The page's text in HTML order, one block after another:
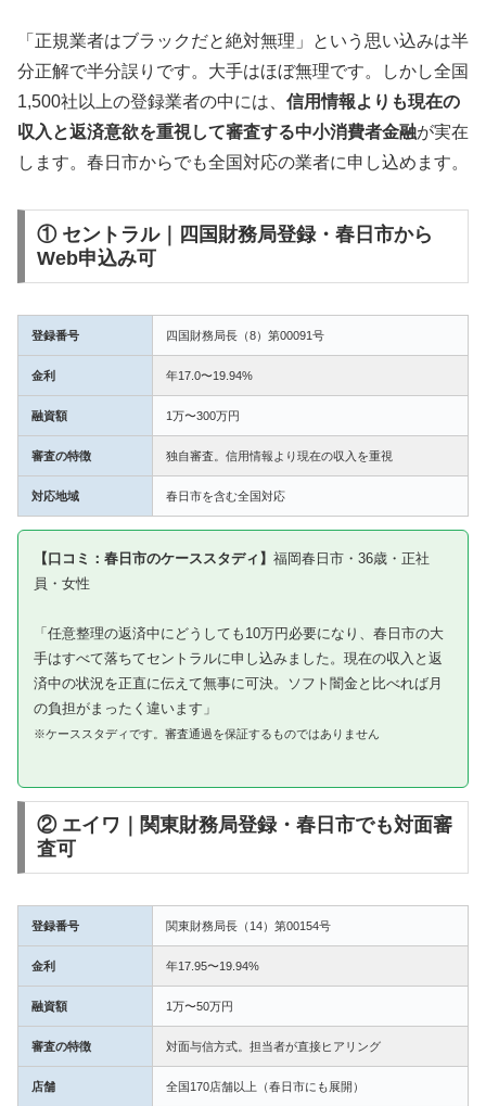
「正規業者はブラックだと絶対無理」という思い込みは半
分正解で半分誤りです。大手はほぼ無理です。しかし全国
1,500社以上の登録業者の中には、 信用情報よりも現在の
収入と返済意欲を重視して審査する中小消費者金融が実在
します。春日市からでも全国対応の業者に申し込めます。
① セントラル｜四国財務局登録・春日市から
Web申込み可
登録番号 四国財務局長（8）第00091号
金利 年17.0〜19.94%
融資額 1万〜300万円
審査の特徴 独自審査。信用情報より現在の収入を重視
対応地域 春日市を含む全国対応
【口コミ：春日市のケーススタディ】 福岡春日市・36歳・正社
員・女性
「任意整理の返済中にどうしても10万円必要になり、春日市の大
手はすべて落ちてセントラルに申し込みました。現在の収入と返
済中の状況を正直に伝えて無事に可決。ソフト闇金と比べれば月
の負担がまったく違います」
※ケーススタディです。審査通過を保証するものではありません
② エイワ｜関東財務局登録・春日市でも対面審
査可
登録番号 関東財務局長（14）第00154号
金利 年17.95〜19.94%
融資額 1万〜50万円
審査の特徴 対面与信方式。担当者が直接ヒアリング
店舗 全国170店舗以上（春日市にも展開）